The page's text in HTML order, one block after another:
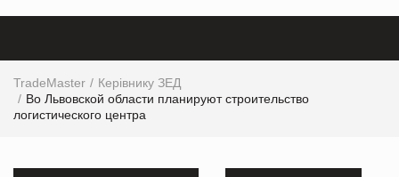
TradeMaster
Керівнику ЗЕД
Во Львовской области планируют строительство
логистического центра